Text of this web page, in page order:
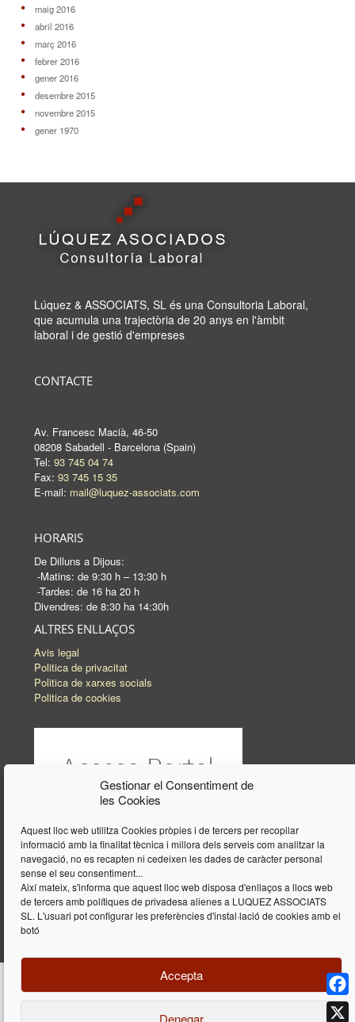
Gestionar el Consentiment de
les Cookies
Aquest lloc web utilitza Cookies pròpies i de tercers per recopilar
informació amb la finalitat tècnica i millora dels serveis com analitzar la
navegació, no es recapten ni cedeixen les dades de caràcter personal
sense el seu consentiment...
Així mateix, s'informa que aquest lloc web disposa d'enllaços a llocs web
de tercers amb polítiques de privadesa alienes a LUQUEZ ASSOCIATS
SL. L'usuari pot configurar les preferències d'instal·lació de cookies amb el
botó
Accepta
Denegar
maig 2016
abril 2016
març 2016
febrer 2016
gener 2016
desembre 2015
novembre 2015
gener 1970
Lúquez & ASSOCIATS, SL és una Consultoria Laboral,
que acumula una trajectòria de 20 anys en l'àmbit
laboral i de gestió d'empreses
CONTACTE
Av. Francesc Macià, 46-50
08208 Sabadell - Barcelona (Spain)
Tel: 93 745 04 74
Fax: 93 745 15 35
E-mail: mail@luquez-associats.com
HORARIS
De Dilluns a Dijous:
-Matins: de 9:30 h – 13:30 h
-Tardes: de 16 ha 20 h
Divendres: de 8:30 ha 14:30h
ALTRES ENLLAÇOS
Avis legal
Politica de privacitat
Politica de xarxes socials
Politica de cookies
Disseny i programació web perDieres.com | Lúquez Associats SL | ©